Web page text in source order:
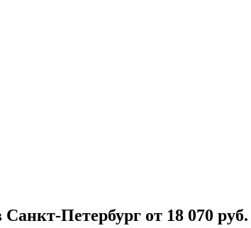
Петербург от 18 070 руб.